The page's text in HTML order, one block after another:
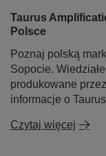
Taurus
Polsce
Poznaj polską
Sopocie.
produkowane
informacje o
Czytaj więcej